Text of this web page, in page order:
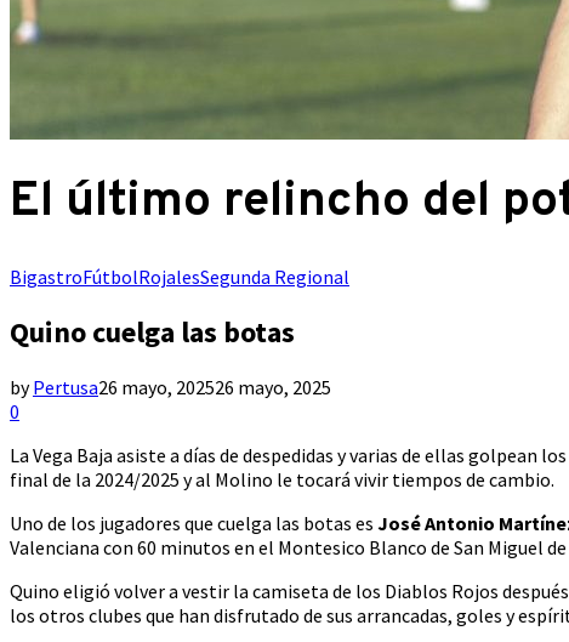
El último relincho del
BigastroFútbolRojalesSegunda Regional
Quino cuelga las botas
byPertusa26 mayo, 202526 mayo, 2025
0
La Vega Baja asiste a días de despedidas y varias de ellas golpean
final de la 2024/2025 y al Molino le tocará vivir tiempos de cambio.
Uno de los jugadores que cuelga las botas es José Antonio
Valenciana con 60 minutos en el Montesico Blanco de San Miguel
Quino eligió volver a vestir la camiseta de los Diablos Rojos
los otros clubes que han disfrutado de sus arrancadas, goles y